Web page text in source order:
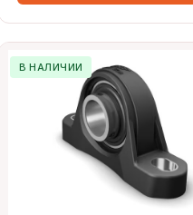
В НАЛИЧИИ